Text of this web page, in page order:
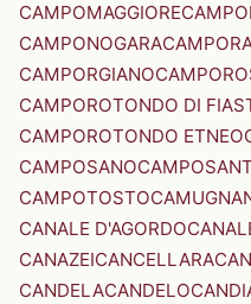
CAMPOMAGGIORE
CAMPONOGARA
CAMPORGIANO
CAMPOROTONDO DI
CAMPOROTONDO ETNEO
CAMPOSANO
CAMPOTOSTO
CANALE D'AGORDO
CANAZEICANCELLARA
CANDELACANDELO